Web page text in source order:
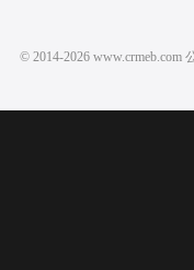
© 2014-2026